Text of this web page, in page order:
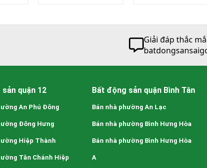
Giải đáp thắc
quận 12
An Phú Đông
Đông Hưng
Hiệp Thành
Tân Chánh Hiệp
Bất động sản quận Bình Tân
Bán nhà phường An Lạc
Bán nhà phường Bình Hưng Hòa
Bán nhà phường Bình Hưng Hòa
A